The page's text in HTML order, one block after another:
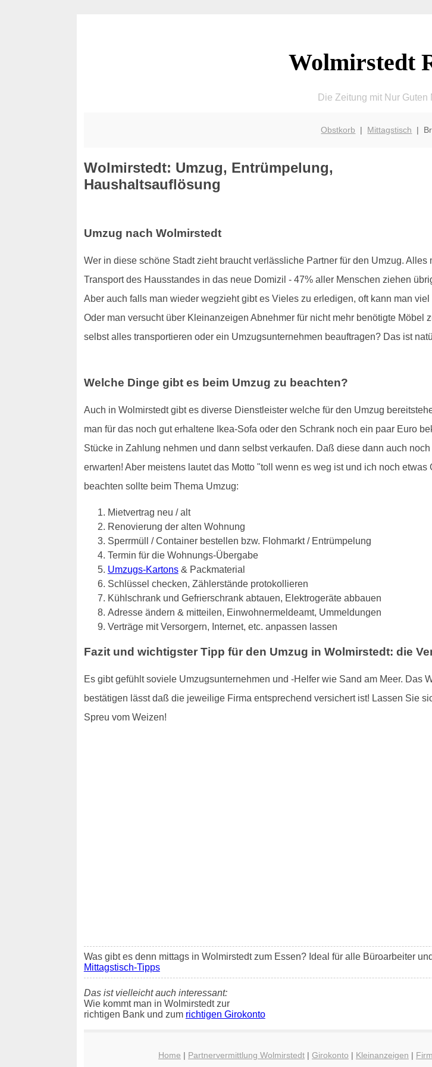
Wolmirstedt
Die Zeitung mit Nur Guten
Obstkorb | Mittagstisch |
Wolmirstedt: Umzug, Entrümpelung,
Haushaltsauflösung
Umzug nach Wolmirstedt
Wer in diese schöne Stadt zieht braucht verlässliche Partner für den Umzug.
Transport des Hausstandes in das neue Domizil - 47% aller Menschen ziehen
Aber auch falls man wieder wegzieht gibt es Vieles zu erledigen, oft kann man
Oder man versucht über Kleinanzeigen Abnehmer für nicht mehr benötigte
selbst alles transportieren oder ein Umzugsunternehmen beauftragen? Das ist
Welche Dinge gibt es beim Umzug zu beachten?
Auch in Wolmirstedt gibt es diverse Dienstleister welche für den Umzug
man für das noch gut erhaltene Ikea-Sofa oder den Schrank noch ein paar Euro
Stücke in Zahlung nehmen und dann selbst verkaufen. Daß diese dann auch
erwarten! Aber meistens lautet das Motto "toll wenn es weg ist und ich noch
beachten sollte beim Thema Umzug:
Mietvertrag neu / alt
Renovierung der alten Wohnung
Sperrmüll / Container bestellen bzw. Flohmarkt / Entrümpelung
Termin für die Wohnungs-Übergabe
Umzugs-Kartons& Packmaterial
Schlüssel checken, Zählerstände protokollieren
Kühlschrank und Gefrierschrank abtauen, Elektrogeräte abbauen
Adresse ändern & mitteilen, Einwohnermeldeamt, Ummeldungen
Verträge mit Versorgern, Internet, etc. anpassen lassen
Fazit und wichtigster Tipp für den Umzug in Wolmirstedt: die
Es gibt gefühlt soviele Umzugsunternehmen und -Helfer wie Sand am Meer. Das
bestätigen lässt daß die jeweilige Firma entsprechend versichert ist! Lassen Sie
Spreu vom Weizen!
Was gibt es denn mittags in Wolmirstedt zum Essen? Ideal für alle Büroarbeiter
Mittagstisch-Tipps
Das ist vielleicht auch interessant:
Wie kommt man in Wolmirstedt zur
richtigen Bank und zum richtigen Girokonto
Home | Partnervermittlung Wolmirstedt| Girokonto | Kleinanzeigen |